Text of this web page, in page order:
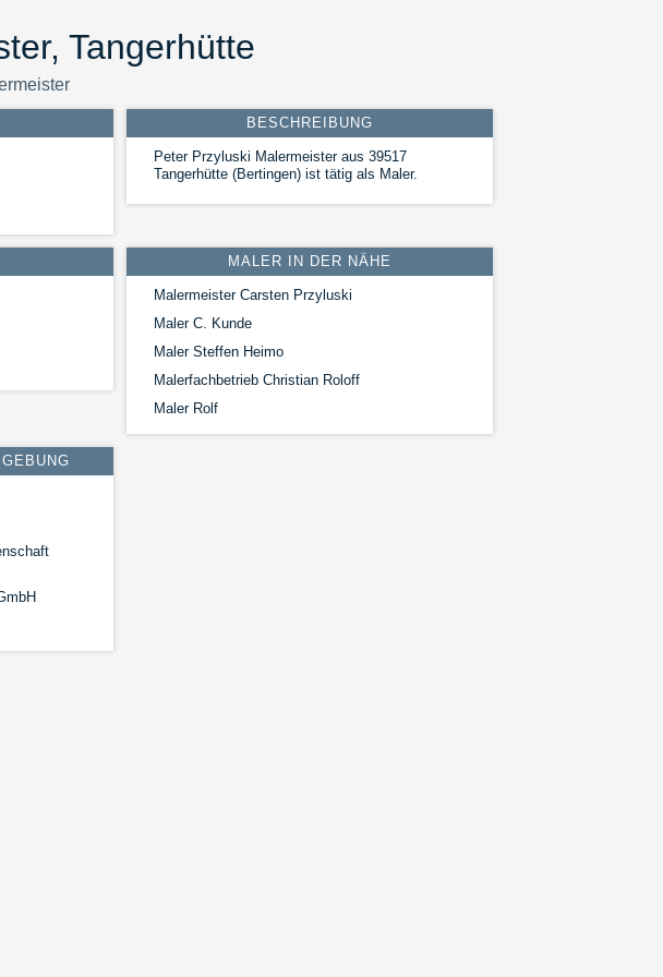
Tangerhütte
BESCHREIBUNG
Peter Przyluski Malermeister aus 39517
Tangerhütte (Bertingen) ist tätig als Maler.
MALER IN DER NÄHE
Malermeister Carsten Przyluski
Maler C. Kunde
Maler Steffen Heimo
Malerfachbetrieb Christian Roloff
Maler Rolf